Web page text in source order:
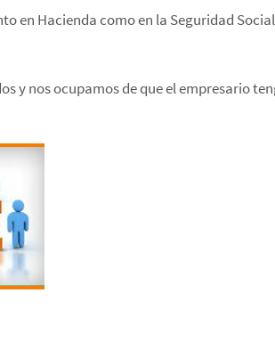
en Hacienda como en la Seguridad
y nos ocupamos de que el empresario